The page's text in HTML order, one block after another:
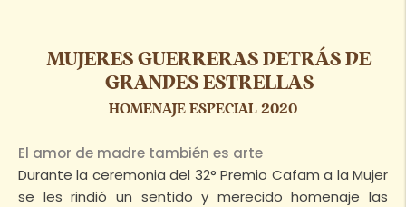
MUJERES GUERRERAS DETRÁS DE
GRANDES ESTRELLAS
HOMENAJE ESPECIAL 2020
El amor de madre también es arte
Durante la ceremonia del 32° Premio Cafam a la Mujer
se les rindió un sentido y merecido homenaje las